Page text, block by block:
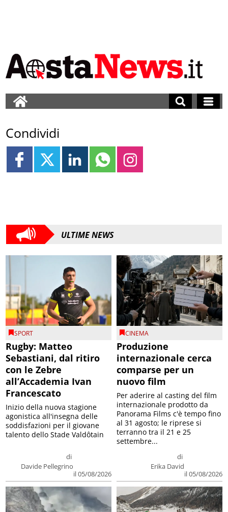
Condividi
ULTIME NEWS
SPORT
Rugby: Matteo
Sebastiani, dal ritiro
con le Zebre
all’Accademia Ivan
Francescato
di
Davide Pellegrino
il 05/08/2026
Inizio della nuova stagione
agonistica all'insegna delle
soddisfazioni per il giovane
talento dello Stade Valdôtain
CINEMA
Produzione
internazionale cerca
comparse per un
nuovo film
di
Erika David
il 05/08/2026
Per aderire al casting del film
internazionale prodotto da
Panorama Films c'è tempo fino
al 31 agosto; le riprese si
terranno tra il 21 e 25
settembre...